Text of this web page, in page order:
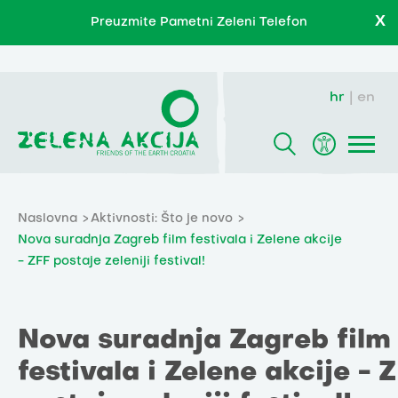
Preuzmite Pametni Zeleni Telefon X
hr en
Naslovna
Aktivnosti: Što je novo
Nova suradnja Zagreb film festivala i Zelene akcije
- ZFF postaje zeleniji festival!
Nova suradnja Zagreb film
festivala i Zelene akcije -